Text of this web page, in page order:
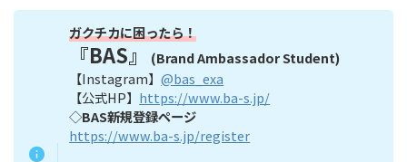
ガクチカに困ったら！
『BAS』
(Brand Ambassador Student)
【Instagram】@bas_exa
【公式HP】 https://www.ba-s.jp/
◇BAS新規登録ページ
https://www.ba-s.jp/register